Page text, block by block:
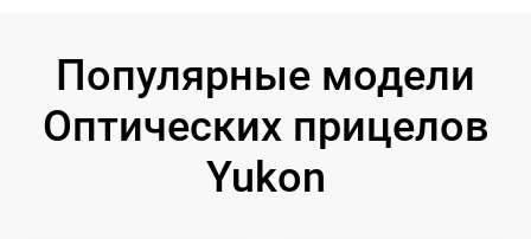
Популярные модели
Оптических прицелов
Yukon